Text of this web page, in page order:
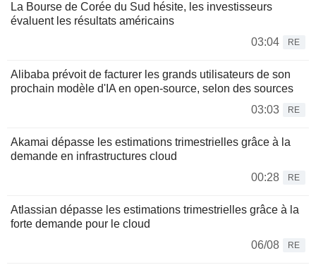
La Bourse de Corée du Sud hésite, les investisseurs
évaluent les résultats américains
03:04
RE
Alibaba prévoit de facturer les grands utilisateurs de son
prochain modèle d'IA en open-source, selon des sources
03:03
RE
Akamai dépasse les estimations trimestrielles grâce à la
demande en infrastructures cloud
00:28
RE
Atlassian dépasse les estimations trimestrielles grâce à la
forte demande pour le cloud
06/08
RE